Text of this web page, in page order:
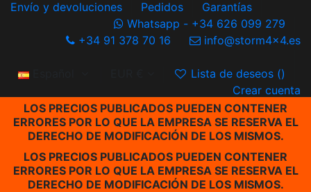
Envío y devoluciones Pedidos
Garantías
Whatsapp - +34 626 099 279
+34 91 378 70 16
info@storm4x4.es
Español Lista de deseos ()
Crear cuenta
LOS PRECIOS PUBLICADOS PUEDEN CONTENER
ERRORES POR LO QUE LA EMPRESA SE RESERVA EL
DERECHO DE MODIFICACIÓN DE LOS MISMOS.
LOS PRECIOS PUBLICADOS PUEDEN CONTENER
ERRORES POR LO QUE LA EMPRESA SE RESERVA EL
DERECHO DE MODIFICACIÓN DE LOS MISMOS.